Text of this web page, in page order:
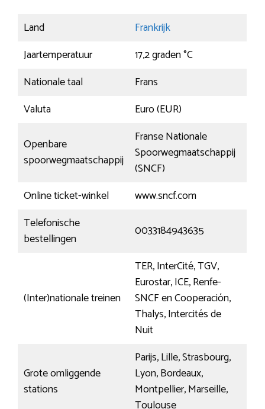
Land
Frankrijk
Jaartemperatuur
17,2 graden °C
Nationale taal
Frans
Valuta
Euro (EUR)
Openbare
spoorwegmaatschappij
Franse Nationale
Spoorwegmaatschappij
(SNCF)
Online ticket-winkel
www.sncf.com
Telefonische
bestellingen
0033184943635
(Inter)nationale treinen
TER, InterCité, TGV,
Eurostar, ICE, Renfe-
SNCF en Cooperación,
Thalys, Intercités de
Nuit
Grote omliggende
stations
Parijs, Lille, Strasbourg,
Lyon, Bordeaux,
Montpellier, Marseille,